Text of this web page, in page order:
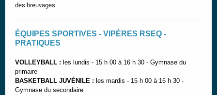
des breuvages.
ÉQUIPES SPORTIVES - VIPÈRES RSEQ -
PRATIQUES
VOLLEYBALL : les lundis - 15 h 00 à 16 h 30 - Gymnase du
primaire
BASKETBALL JUVÉNILE : les mardis - 15 h 00 à 16 h 30 -
Gymnase du secondaire